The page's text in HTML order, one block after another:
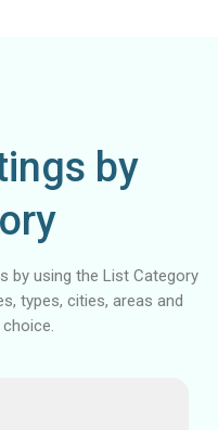
by
by using the List Category
types, cities, areas and